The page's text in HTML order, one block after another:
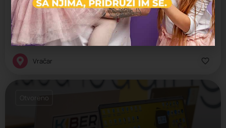
Malac Genijalac - Vračar
Međunarodna škola za intelektualni razvoj dece.
Edukativni centar, Kreativni centar, Škola intelektualnih veština,
Vračar
Otvoreno